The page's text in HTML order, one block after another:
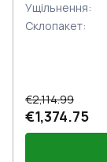
Ущільнення:
Склопакет:
€2,114.99
€1,374.75